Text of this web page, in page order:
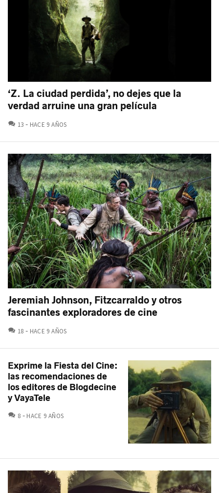
‘Z. La ciudad perdida’, no dejes que la
verdad arruine una gran película
13 COMENTARIOS
HACE 9 AÑOS
Jeremiah Johnson, Fitzcarraldo y otros
fascinantes exploradores de cine
18 COMENTARIOS
HACE 9 AÑOS
Exprime la Fiesta del Cine:
las recomendaciones de
los editores de Blogdecine
y VayaTele
8 COMENTARIOS
HACE 9 AÑOS